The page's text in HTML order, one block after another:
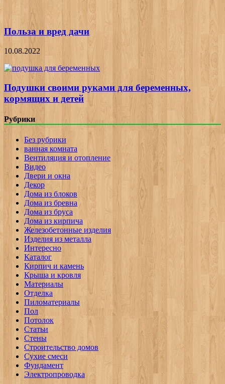
Польза и вред дачи
10.08.2022
Подушки своими руками для беременных,
кормящих и детей
Рубрики
Без рубрики
ванная комната
Вентиляция и отопление
Видео
Двери и окна
Декор
Дома из блоков
Дома из бревна
Дома из бруса
Дома из кирпича
Железобетонные изделия
Изделия из металла
Интересно
Каталог
Кирпич и камень
Крыша и кровля
Материалы
Отделка
Пиломатериалы
Пол
Потолок
Статьи
Стены
Строительство домов
Сухие смеси
Фундамент
Электропроводка